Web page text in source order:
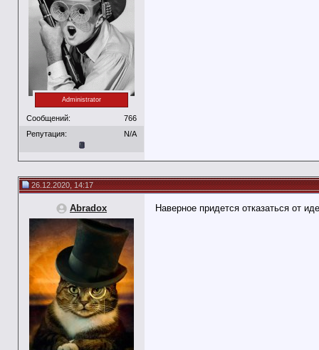
Administrator
Сообщений:
766
Репутация:
N/A
26.12.2020, 14:17
Abradox Наверное придется отказаться от